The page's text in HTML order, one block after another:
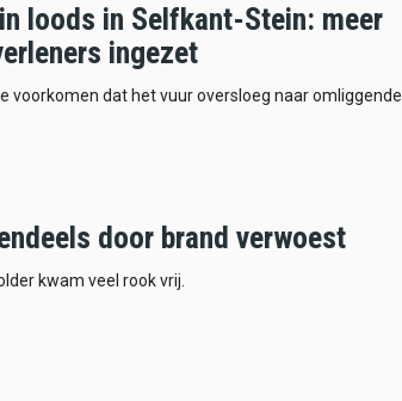
loods in Selfkant-Stein: meer
ingezet
voorkomen dat het vuur oversloeg naar omliggende
door brand verwoest
kwam veel rook vrij.